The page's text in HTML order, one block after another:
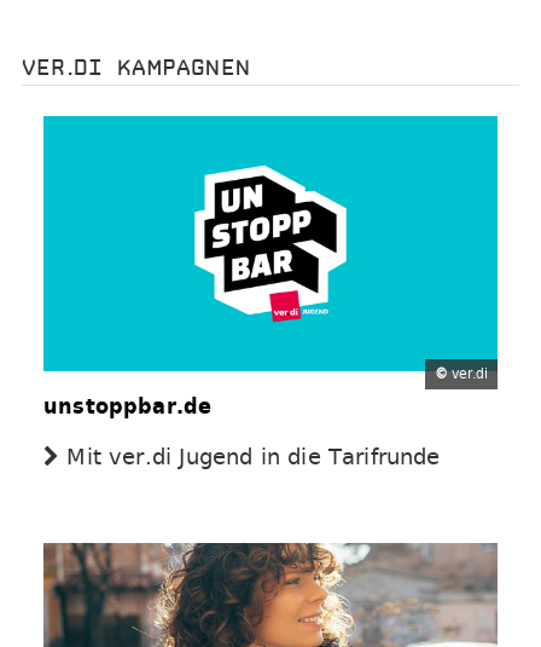
VER.DI KAMPAGNEN
©ver.di
unstoppbar.de
Mit ver.di Jugend in die Tarifrunde